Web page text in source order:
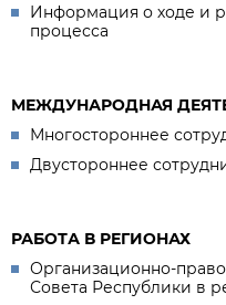
Информация о ходе и
процесса
МЕЖДУНАРОДНАЯ
Многостороннее
Двустороннее
РАБОТА В РЕГИОНАХ
Организационно-
Совета Республики в